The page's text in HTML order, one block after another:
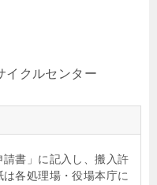
イクルセンター
書」に記入し、搬入許
各処理場・役場本庁に